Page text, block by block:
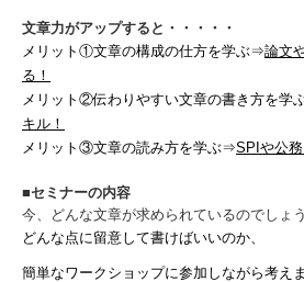
文章力がアップすると・・・・・
メリット①文章の構成の仕方を学ぶ⇒論文
る！
メリット②伝わりやすい文章の書き方を学
キル！
メリット③文章の読み方を学ぶ⇒SPIや公
■セミナーの内容
今、どんな文章が求められているのでしょう
どんな点に留意して書けばいいのか、
簡単なワークショップに参加しながら考えま